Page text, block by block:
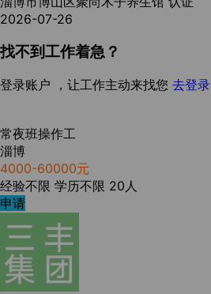
2026-07-26
找不到工作着急？
登录账户 ，让工作主动来找您 去登录
常夜班操作工
淄博
4000-60000元
经验不限 学历不限 20人
申请